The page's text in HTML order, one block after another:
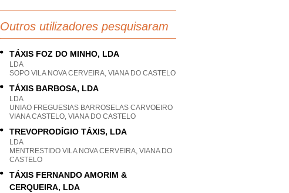
Outros utilizadores pesquisaram
TÁXIS FOZ DO MINHO, LDA
LDA
SOPO VILA NOVA CERVEIRA, VIANA DO CASTELO
TÁXIS BARBOSA, LDA
LDA
UNIAO FREGUESIAS BARROSELAS CARVOEIRO
VIANA CASTELO, VIANA DO CASTELO
TREVOPRODÍGIO TÁXIS, LDA
LDA
MENTRESTIDO VILA NOVA CERVEIRA, VIANA DO
CASTELO
TÁXIS FERNANDO AMORIM &
CERQUEIRA, LDA